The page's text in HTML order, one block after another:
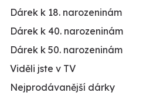
Dárek k 18. narozeninám
Dárek k 40. narozeninám
Dárek k 50. narozeninám
Viděli jste v TV
Nejprodávanější dárky